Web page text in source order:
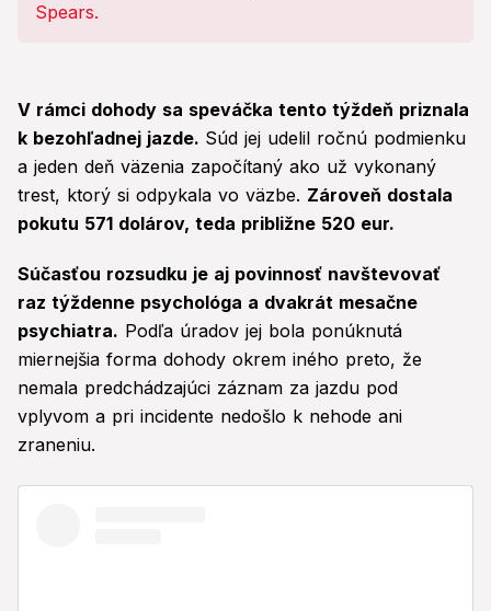
V rámci dohody sa speváčka tento týždeň priznala
k bezohľadnej jazde. Súd jej udelil ročnú podmienku
a jeden deň väzenia započítaný ako už vykonaný
trest, ktorý si odpykala vo väzbe. Zároveň dostala
pokutu 571 dolárov, teda približne 520 eur.
Súčasťou rozsudku je aj povinnosť navštevovať
raz týždenne psychológa a dvakrát mesačne
psychiatra. Podľa úradov jej bola ponúknutá
miernejšia forma dohody okrem iného preto, že
nemala predchádzajúci záznam za jazdu pod
vplyvom a pri incidente nedošlo k nehode ani
zraneniu.